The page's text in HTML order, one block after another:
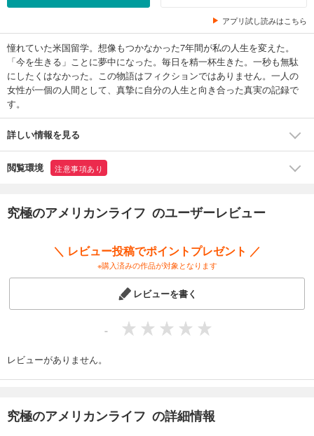
アプリ試し読みはこちら
憧れていた米国留学。想像もつかなかった7年間が私の人生を変えた。
「今を生きる」ことに夢中になった。毎日を精一杯生きた。一秒も無駄
にしたくはなかった。この物語はフィクションではありません。一人の
女性が一個の人間として、真摯に自分の人生と向き合った真実の記録で
す。
詳しい情報を見る
閲覧環境 注意事項あり
究極のアメリカンライフ のユーザーレビュー
＼ レビュー投稿でポイントプレゼント ／
※購入済みの作品が対象となります
レビューを書く
-
レビューがありません。
究極のアメリカンライフ の詳細情報